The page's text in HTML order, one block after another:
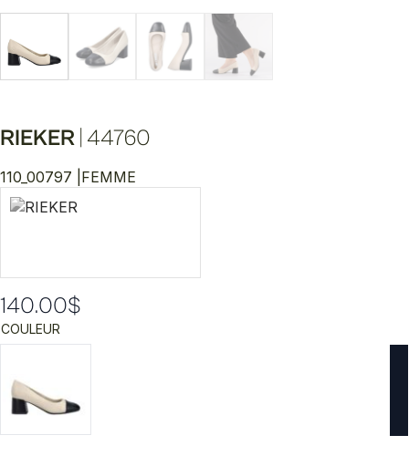
RIEKER 44760
110_00797 | FEMME
140.00$
COULEUR